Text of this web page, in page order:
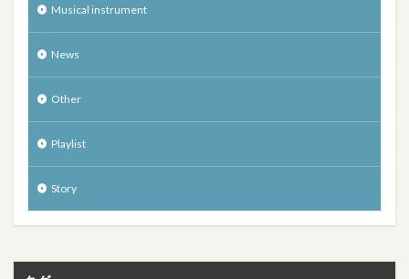
Musical instrument
News
Other
Playlist
Story